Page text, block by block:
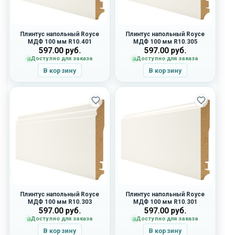
Плинтус напольный Royce
МДФ 100 мм R10.401
597.00 руб.
Доступно для заказа
В корзину
Плинтус напольный Royce
МДФ 100 мм R10.305
597.00 руб.
Доступно для заказа
В корзину
Плинтус напольный Royce
МДФ 100 мм R10.303
597.00 руб.
Доступно для заказа
В корзину
Плинтус напольный Royce
МДФ 100 мм R10.301
597.00 руб.
Доступно для заказа
В корзину